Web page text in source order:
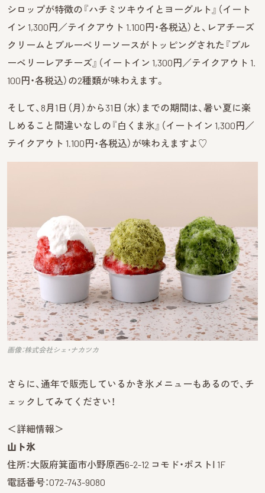
シロップが特徴の『ハチミツキウイとヨーグルト』（イート
イン 1,300円／テイクアウト 1.100円・各税込）と、レアチーズ
クリームとブルーベリーソースがトッピングされた『ブル
ーベリーレアチーズ』（イートイン 1,300円／テイクアウト 1.
100円・各税込）の2種類が味わえます。
そして、8月1日（月）から31日（水）までの期間は、暑い夏に楽
しめること間違いなしの『白くま氷』（イートイン 1,300円／
テイクアウト 1.100円・各税込）が味わえますよ♡
画像：株式会社シェ・ナカツカ
さらに、通年で販売しているかき氷メニューもあるので、チ
ェックしてみてください！
＜詳細情報＞
山ト氷
住所：大阪府箕面市小野原西6-2-12 コモド・ポストⅠ 1F
電話番号：072-743-9080